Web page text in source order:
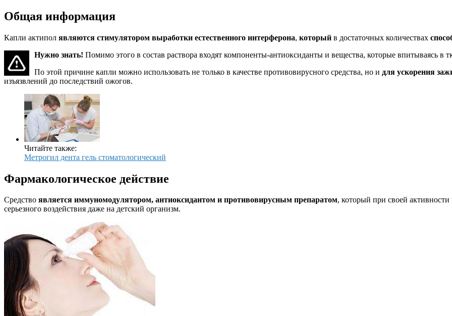
Общая информация
Капли актипол являются стимулятором выработки естественного интерферона, который в достаточных количествах
Нужно знать! Помимо этого в состав раствора входят компоненты-антиоксиданты и вещества, которые впитываясь в
По этой причине капли можно использовать не только в качестве противовирусного средства, но и для ускорения
изъязвлений до последствий ожогов.
Читайте также:
Метрогил дента гель стоматологический
Фармакологическое действие
Средство является иммуномодулятором, антиоксидантом и противовирусным препаратом, который при своей
серьезного воздействия даже на детский организм.